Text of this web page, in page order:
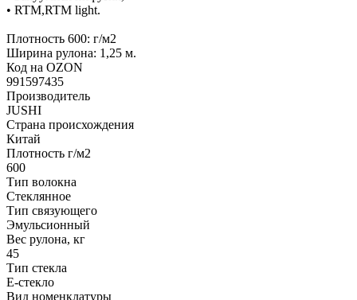
• RTM,RTM light.
Плотность 600: г/м2
Ширина рулона: 1,25 м.
Код на OZON
991597435
Производитель
JUSHI
Страна происхождения
Китай
Плотность г/м2
600
Тип волокна
Стеклянное
Тип связующего
Эмульсионный
Вес рулона, кг
45
Тип стекла
Е-стекло
Вид номенклатуры